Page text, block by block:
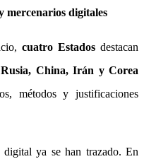
mercenarios digitales
cuatro Estados destacan
Rusia, China, Irán y Corea
métodos y justificaciones
ya se han trazado. En